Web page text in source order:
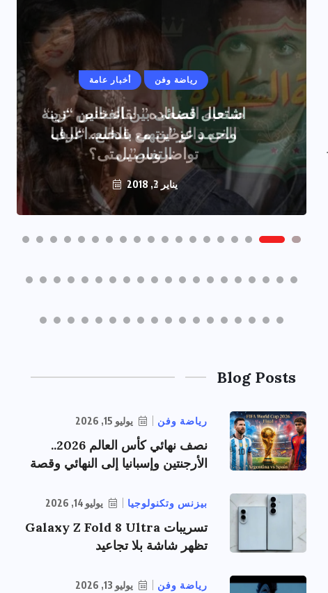
أخبار عامة رياضة وفن
اشتعال قضائى بين الفنانين “زينه
واحمد عز”ينتهى بالخلع..اعرف
التفاصيل
يناير 2, 2018
Blog Posts
رياضة وفن يوليو 15, 2026
نصف نهائي كأس العالم 2026..
الأرجنتين وإسبانيا إلى النهائي وقصة
بيزنس وتكنولوجيا يوليو 14, 2026
تسريبات Galaxy Z Fold 8 Ultra
تظهر شاشة بلا تجاعيد
رياضة وفن يوليو 13, 2026